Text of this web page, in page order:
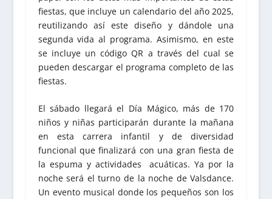
fiestas, que incluye un calendario del año 2025,
reutilizando así este diseño y dándole una
segunda vida al programa. Asimismo, en este
se incluye un código QR a través del cual se
pueden descargar el programa completo de las
fiestas.
El sábado llegará el Día Mágico, más de 170
niños y niñas participarán durante la mañana
en esta carrera infantil y de diversidad
funcional que finalizará con una gran fiesta de
la espuma y actividades acuáticas. Ya por la
noche será el turno de la noche de Valsdance.
Un evento musical donde los pequeños son los